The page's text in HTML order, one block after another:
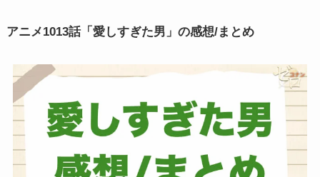
アニメ1013話「愛しすぎた男」の感想/まとめ